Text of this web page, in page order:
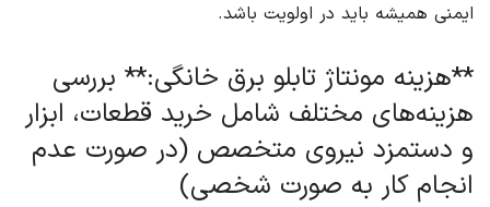
ایمنی همیشه باید در اولویت باشد.
**هزینه مونتاژ تابلو برق خانگی:** بررسی
هزینه‌های مختلف شامل خرید قطعات، ابزار
و دستمزد نیروی متخصص (در صورت عدم
انجام کار به صورت شخصی)